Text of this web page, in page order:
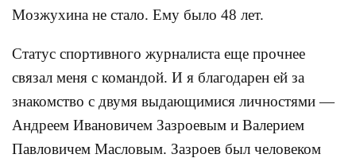
Мозжухина не стало. Ему было 48 лет.
Статус спортивного журналиста еще прочнее
связал меня с командой. И я благодарен ей за
знакомство с двумя выдающимися личностями —
Андреем Ивановичем Зазроевым и Валерием
Павловичем Масловым. Зазроев был человеком